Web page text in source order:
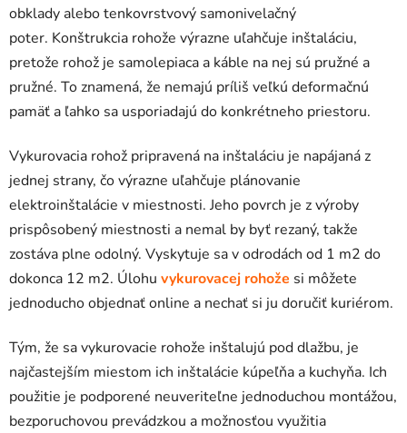
obklady alebo tenkovrstvový samonivelačný
poter. Konštrukcia rohože výrazne uľahčuje inštaláciu,
pretože rohož je samolepiaca a káble na nej sú pružné a
pružné. To znamená, že nemajú príliš veľkú deformačnú
pamäť a ľahko sa usporiadajú do konkrétneho priestoru.
Vykurovacia rohož pripravená na inštaláciu je napájaná z
jednej strany, čo výrazne uľahčuje plánovanie
elektroinštalácie v miestnosti. Jeho povrch je z výroby
prispôsobený miestnosti a nemal by byť rezaný, takže
zostáva plne odolný. Vyskytuje sa v odrodách od 1 m2 do
dokonca 12 m2. Úlohu vykurovacej rohože si môžete
jednoducho objednať online a nechať si ju doručiť kuriérom.
Tým, že sa vykurovacie rohože inštalujú pod dlažbu, je
najčastejším miestom ich inštalácie kúpeľňa a kuchyňa. Ich
použitie je podporené neuveriteľne jednoduchou montážou,
bezporuchovou prevádzkou a možnosťou využitia